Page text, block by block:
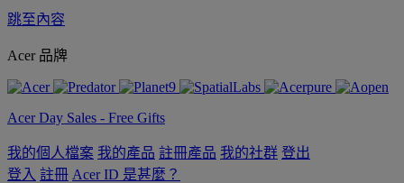
跳至內容
Acer 品牌
Acer Day Sales - Free Gifts
我的個人檔案 我的產品 註冊產品 我的社群 登出
登入 註冊 Acer ID 是甚麼？